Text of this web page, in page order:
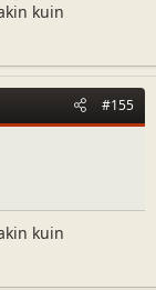
kuin
#155
kuin